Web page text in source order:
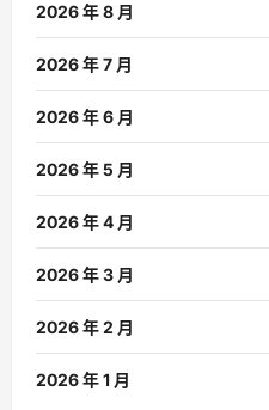
2026 年 8 月
2026 年 7 月
2026 年 6 月
2026 年 5 月
2026 年 4 月
2026 年 3 月
2026 年 2 月
2026 年 1 月